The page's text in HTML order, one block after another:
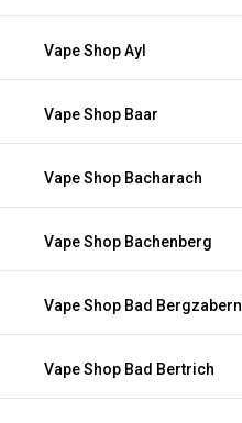
Vape Shop Ayl
Vape Shop Baar
Vape Shop Bacharach
Vape Shop Bachenberg
Vape Shop Bad Bergzabern
Vape Shop Bad Bertrich